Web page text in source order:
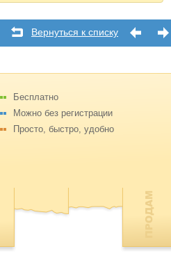
Вернуться к списку
Бесплатно
Можно без регистрации
Просто, быстро, удобно